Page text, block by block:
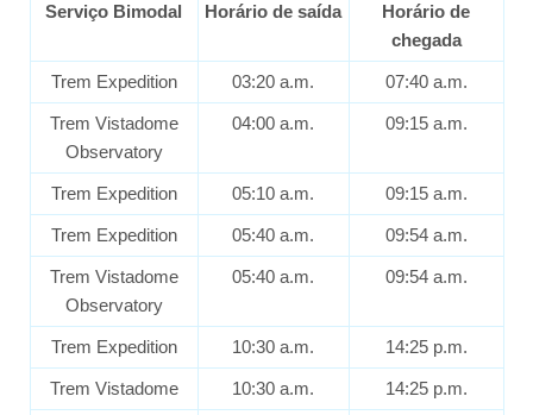
Serviço Bimodal Horário de saída
Horário de
chegada
Trem Expedition 03:20 a.m. 07:40 a.m.
Trem Vistadome
Observatory
04:00 a.m. 09:15 a.m.
Trem Expedition 05:10 a.m. 09:15 a.m.
Trem Expedition 05:40 a.m. 09:54 a.m.
Trem Vistadome
Observatory
05:40 a.m. 09:54 a.m.
Trem Expedition 10:30 a.m. 14:25 p.m.
Trem Vistadome 10:30 a.m. 14:25 p.m.